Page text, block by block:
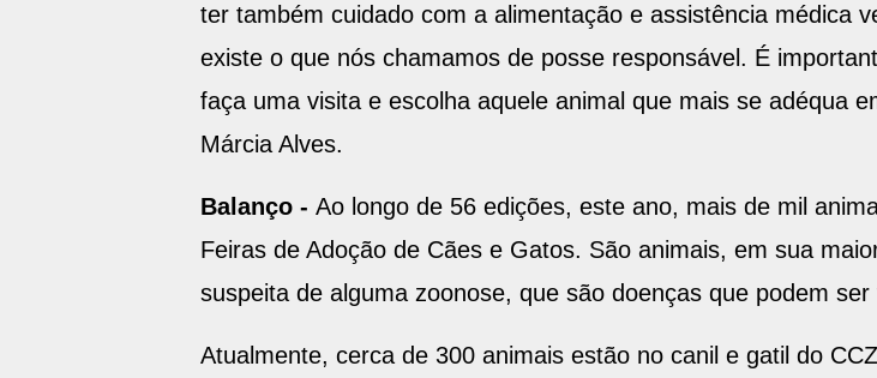
ter também cuidado com a alimentação e assistência médica
existe o que nós chamamos de posse responsável. É
faça uma visita e escolha aquele animal que mais se adéqua
Márcia Alves.
Balanço - Ao longo de 56 edições, este ano, mais de mil
Feiras de Adoção de Cães e Gatos. São animais, em sua
suspeita de alguma zoonose, que são doenças que podem
Atualmente, cerca de 300 animais estão no canil e gatil do